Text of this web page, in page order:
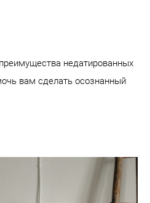
недатированных
вам сделать осознанный